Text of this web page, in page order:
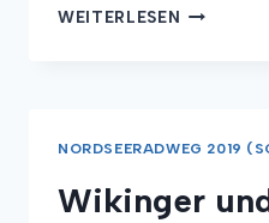
WEITERLESEN VOM
NORDSEERADWEG 2019
Wikinger